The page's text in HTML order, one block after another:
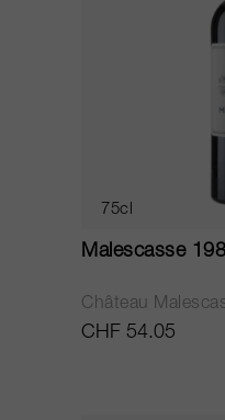
75cl
Malescasse
Château
CHF 54.05